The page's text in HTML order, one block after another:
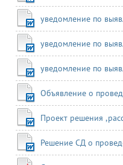
уведомление по
уведомление по
уведомление по
Объявление о
Проект решения
Решение СД о